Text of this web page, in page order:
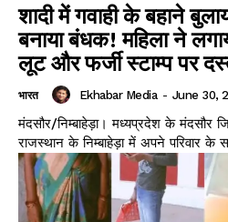
शादी में गवाही के बहाने
बनाया बंधक! महिला ने
लूट और फर्जी स्टाम्प पर
भारत Ekhabar Media - June 30,
मंदसौर/निम्बाहेड़ा। मध्यप्रदेश के मंदसौर
राजस्थान के निम्बाहेड़ा में अपने परिवार के